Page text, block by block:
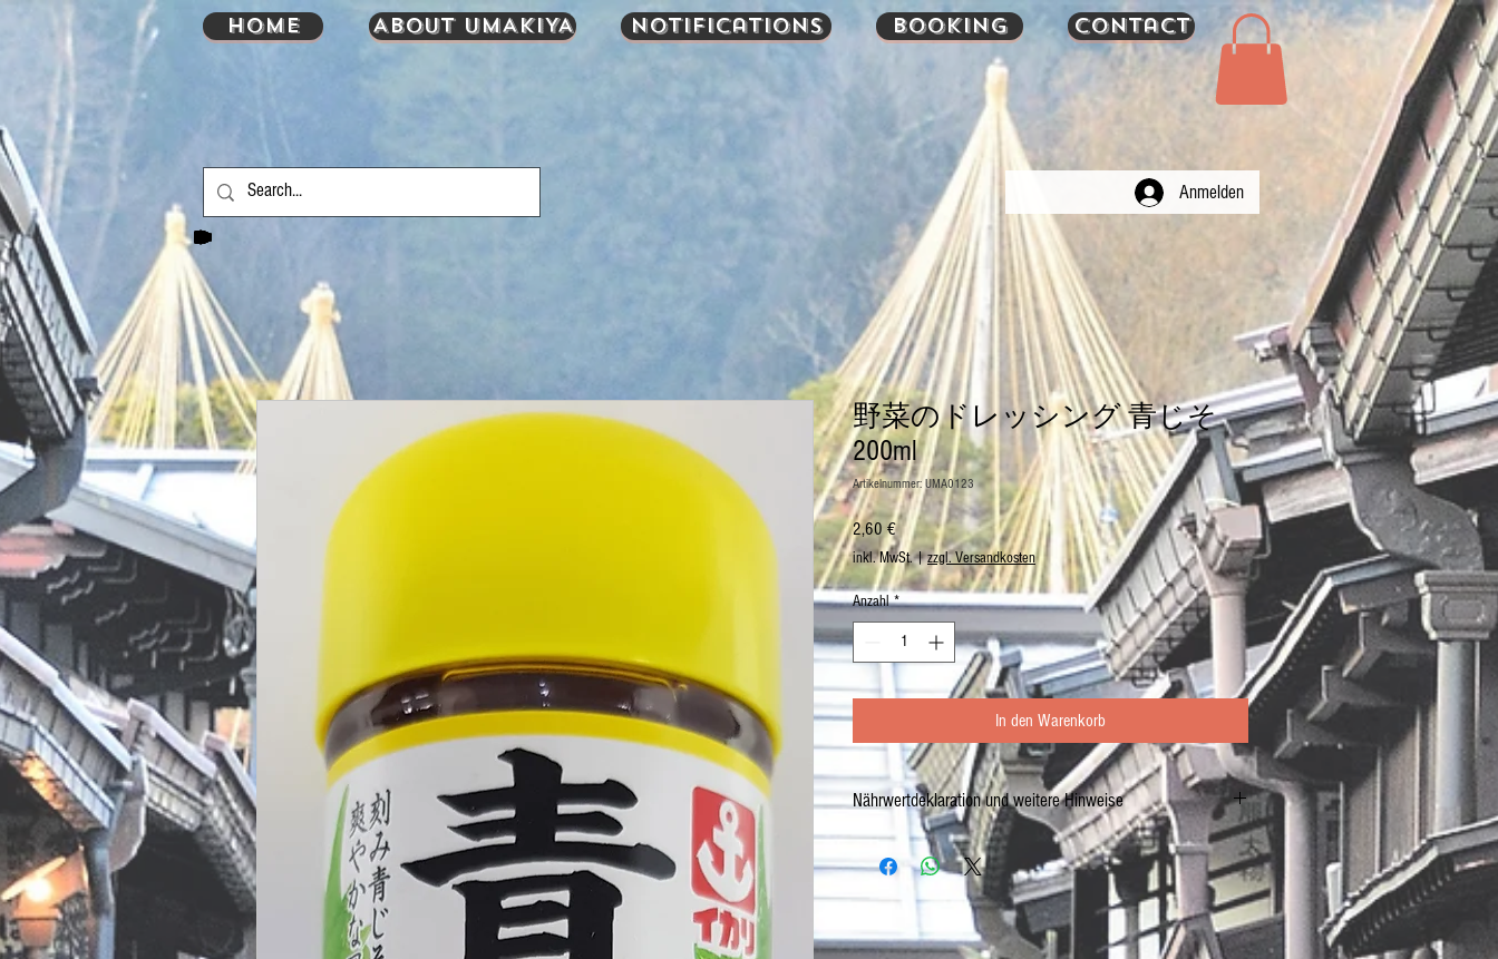
Anmelden
野菜のドレッシング 青じそ
200ml
Artikelnummer: UMA0123
2,60 €Preis
inkl. MwSt.|zzgl. Versandkosten
Anzahl *
In den Warenkorb
Nährwertdeklaration und weitere Hinweise
Salatsauce mit Perilla
Netto: 200ml
Zutaten: Wasser, Branntweinessig, Glukose-Fruktose Sirup, Sojasauce
(SOJA, Salz, Wasser,WEIZEN ), Salz, Pflaumen, 0,1% Perillablatt,
HOME About UMAKIYA Notifications Booking Contact